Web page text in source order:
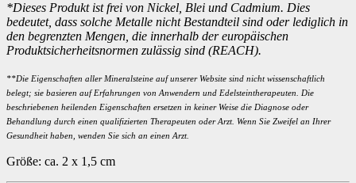
*Dieses Produkt ist frei von Nickel, Blei und Cadmium. Dies
bedeutet, dass solche Metalle nicht Bestandteil sind oder lediglich in
den begrenzten Mengen, die innerhalb der europäischen
Produktsicherheitsnormen zulässig sind (REACH).
**Die Eigenschaften aller Mineralsteine auf unserer Website sind nicht wissenschaftlich
belegt; sie basieren auf Erfahrungen von Anwendern und Edelsteintherapeuten. Die
beschriebenen heilenden Eigenschaften ersetzen in keiner Weise die Diagnose oder
Behandlung durch einen qualifizierten Therapeuten oder Arzt. Wenn Sie Zweifel an Ihrer
Gesundheit haben, wenden Sie sich an einen Arzt.
Größe: ca. 2 x 1,5 cm